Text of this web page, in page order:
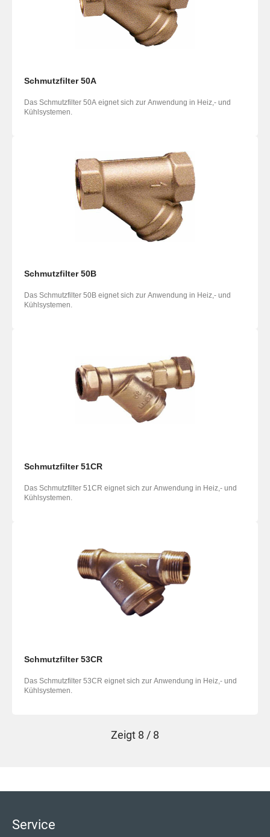
Schmutzfilter 50A
Das Schmutzfilter 50A eignet sich zur Anwendung in Heiz,- und
Kühlsystemen.
Schmutzfilter 50B
Das Schmutzfilter 50B eignet sich zur Anwendung in Heiz,- und
Kühlsystemen.
Schmutzfilter 51CR
Das Schmutzfilter 51CR eignet sich zur Anwendung in Heiz,- und
Kühlsystemen.
Schmutzfilter 53CR
Das Schmutzfilter 53CR eignet sich zur Anwendung in Heiz,- und
Kühlsystemen.
Zeigt 8 / 8
Service